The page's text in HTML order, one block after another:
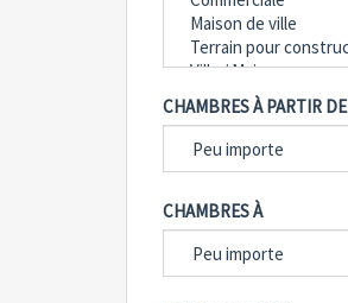
CHAMBRES À PARTIR DE
CHAMBRES À